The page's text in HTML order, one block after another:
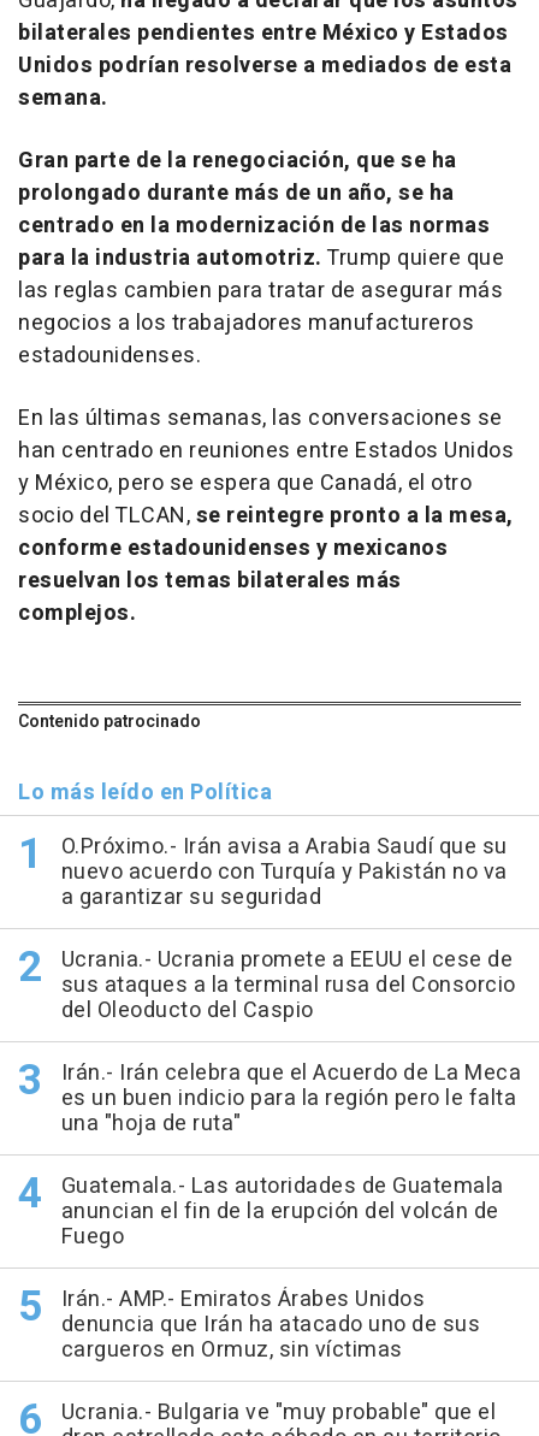
bilaterales pendientes entre México y Estados
Unidos podrían resolverse a mediados de esta
semana.
Gran parte de la renegociación, que se ha
prolongado durante más de un año, se ha
centrado en la modernización de las normas
para la industria automotriz. Trump quiere que
las reglas cambien para tratar de asegurar más
negocios a los trabajadores manufactureros
estadounidenses.
En las últimas semanas, las conversaciones se
han centrado en reuniones entre Estados Unidos
y México, pero se espera que Canadá, el otro
socio del TLCAN,se reintegre pronto a la mesa,
conforme estadounidenses y mexicanos
resuelvan los temas bilaterales más
complejos.
Contenido patrocinado
Lo más leído en Política
O.Próximo.- Irán avisa a Arabia Saudí que su
nuevo acuerdo con Turquía y Pakistán no va
a garantizar su seguridad
Ucrania.- Ucrania promete a EEUU el cese de
sus ataques a la terminal rusa del Consorcio
del Oleoducto del Caspio
Irán.- Irán celebra que el Acuerdo de La Meca
es un buen indicio para la región pero le falta
una "hoja de ruta"
Guatemala.- Las autoridades de Guatemala
anuncian el fin de la erupción del volcán de
Fuego
Irán.- AMP.- Emiratos Árabes Unidos
denuncia que Irán ha atacado uno de sus
cargueros en Ormuz, sin víctimas
Ucrania.- Bulgaria ve "muy probable" que el